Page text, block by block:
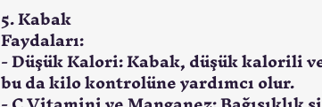
5. Kabak
Faydaları:
- Düşük Kalori: Kabak, düşük kalorili
bu da kilo kontrolüne yardımcı olur.